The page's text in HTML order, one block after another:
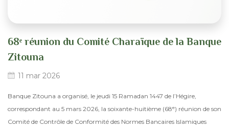
68ᵉ réunion du Comité Charaïque de la Banque
Zitouna
11 mar 2026
Banque Zitouna a organisé, le jeudi 15 Ramadan 1447 de l’Hégire,
correspondant au 5 mars 2026, la soixante-huitième (68ᵉ) réunion de son
Comité de Contrôle de Conformité des Normes Bancaires Islamiques